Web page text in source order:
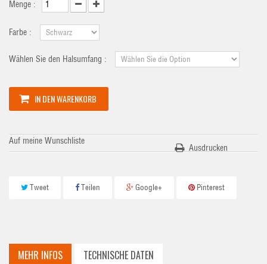
Menge :
Farbe :
Wählen Sie den Halsumfang :
IN DEN WARENKORB
Auf meine Wunschliste
Ausdrucken
Tweet Teilen Google+ Pinterest
MEHR INFOS
TECHNISCHE DATEN